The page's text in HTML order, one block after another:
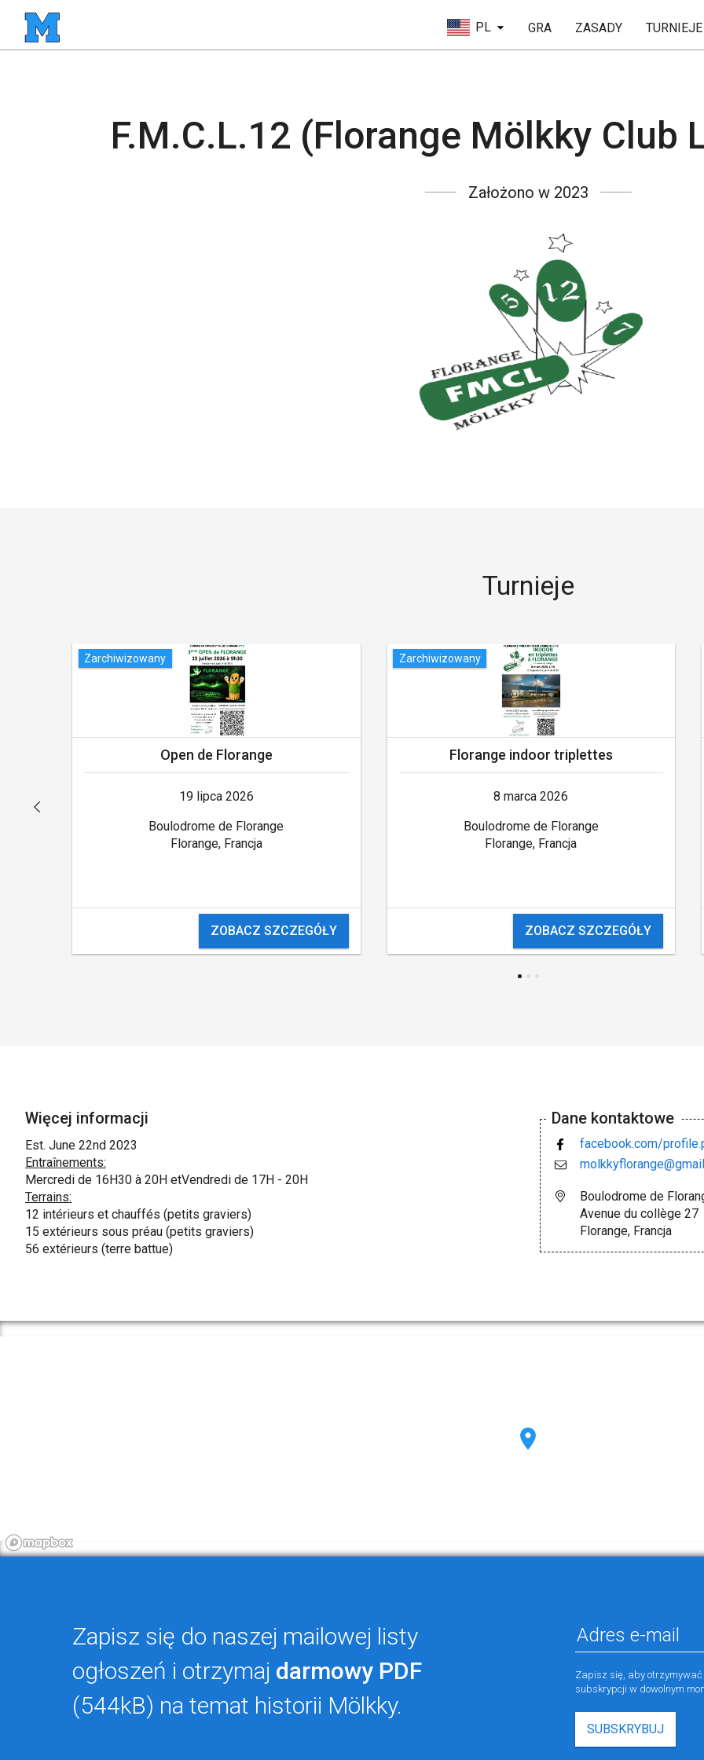
PL GRA ZASADY TURNIEJE
F.M.C.L.12 (Florange Mölkky Club
Założono w 2023
Turnieje
Zarchiwizowany
Open de Florange
19 lipca 2026
Boulodrome de Florange
Florange, Francja
ZOBACZ SZCZEGÓŁY
Zarchiwizowany
Florange indoor triplettes
8 marca 2026
Boulodrome de Florange
Florange, Francja
ZOBACZ SZCZEGÓŁY
Więcej informacji
Est. June 22nd 2023
Entraînements:
Mercredi de 16H30 à 20H etVendredi de 17H - 20H
Terrains:
12 intérieurs et chauffés (petits graviers)
15 extérieurs sous préau (petits graviers)
56 extérieurs (terre battue)
Dane kontaktowe
facebook.com/
Boulodrome de
Avenue du collège 27
Florange, Francja
Zapisz się do naszej mailowej listy
ogłoszeń i otrzymaj darmowy PDF
(544kB) na temat historii Mölkky.
Zapisz się, aby otrzymywać
subskrypcji w dowolnym
SUBSKRYBUJ